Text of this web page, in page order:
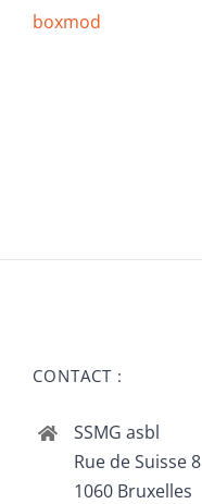
boxmod
CONTACT :
SSMG asbl
Rue de Suisse 8
1060 Bruxelles